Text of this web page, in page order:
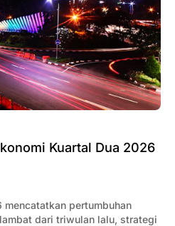
Kuartal Dua 2026
mencatatkan pertumbuhan
dari triwulan lalu, strategi